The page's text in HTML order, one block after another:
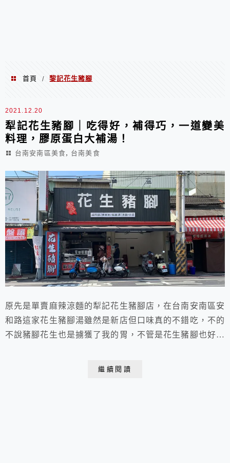
首頁 / 黎記花生豬腳
黎記花生豬腳
2021.12.20
犁記花生豬腳｜吃得好，補得巧，一道變美
料理，膠原蛋白大補湯！
台南安南區美食, 台南美食
原先是單賣麻辣涼麵的犁記花生豬腳店，在台南安南區安
和路這家花生豬腳湯雖然是新店但口味真的不錯吃，不的
不說豬腳花生也是擄獲了我的胃，不管是花生豬腳也好，
繼續閱讀